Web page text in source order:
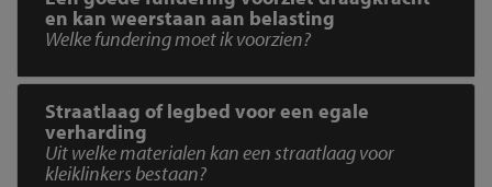
en kan weerstaan aan belasting
Welke fundering moet ik voorzien?
Straatlaag of legbed voor een egale
verharding
Uit welke materialen kan een straatlaag voor
kleiklinkers bestaan?